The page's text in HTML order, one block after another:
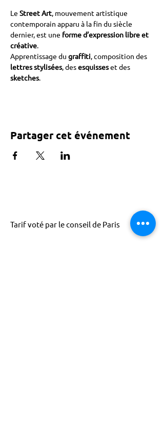
Le Street Art, mouvement artistique
contemporain apparu à la fin du siècle
dernier, est une forme d’expression libre et
créative.
Apprentissage du graffiti, composition des
lettres stylisées, des esquisses et des
sketches.
Partager cet événement
Tarif voté par le conseil de Paris